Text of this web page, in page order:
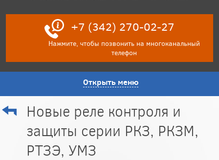
+7 (342) 270-02-27
Нажмите, чтобы позвонить на многоканальный
телефон
Открыть меню
Новые реле контроля и
защиты серии РКЗ, РКЗМ,
РТЗЭ, УМЗ